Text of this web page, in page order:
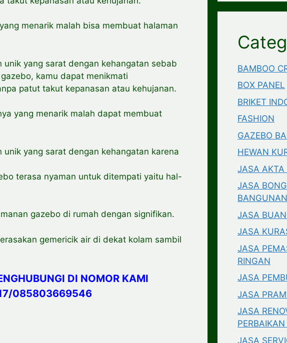
menarik malah bisa membuat halaman
yang sarat dengan kehangatan sebab
kamu dapat menikmati
patut takut kepanasan atau kehujanan.
yang menarik malah dapat membuat
yang sarat dengan kehangatan karena
terasa nyaman untuk ditempati yaitu hal-
gazebo di rumah dengan signifikan.
gemericik air di dekat kolam sambil
DI NOMOR KAMI
085803669546
BAMBOO
BOX PANEL
BRIKET
FASHION
GAZEBO
HEWAN
JASA AKTA
JASA
BANGUNAN
JASA
JASA
JASA
RINGAN
JASA
JASA
JASA
JASA